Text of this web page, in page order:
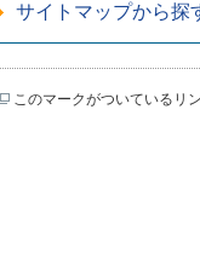
サイトマップから探
このマークがついているリ